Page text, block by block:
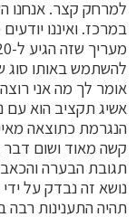
במרכז. ואיננו
להשתמש באותו סוג
אומר לך מה אני
אשיג תקציב הוא עם
הנגרמת כתוצאה
קשה מאוד ושום דבר
תגובת הבערה והכאב
נושא זה נבדק על
תהיה התענינות רבה